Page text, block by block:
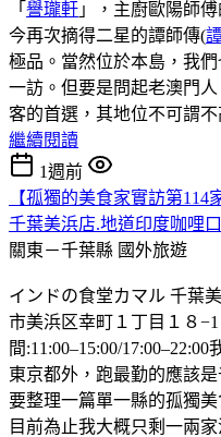
「 譽瓏軒 」，主廚歐陽師
今再次摘得二星的譚師傳(
極品。當然位於本島，我
一訪。但要是問起老澳門
客的首選，其地位不可謂不
繼續閱讀
1週前
【孤獨的美食家實訪第
千葉美浜店.地道印度咖哩
關東－千葉縣 國外旅遊
インドの食堂カマル 千葉
市美浜区幸町１丁目１８
間:11:00–15:00/
東京都外，跑最勤的應該
要整理一篇單一縣的孤獨
目前為止我大概只剩一兩